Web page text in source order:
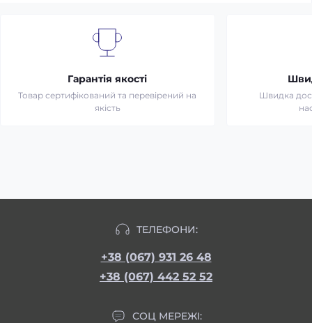
Гарантія якості
Товар сертифікований та перевірений на
якість
Швидка
ТЕЛЕФОНИ:
+38 (067) 931 26 48
+38 (067) 442 52 52
СОЦ МЕРЕЖІ: